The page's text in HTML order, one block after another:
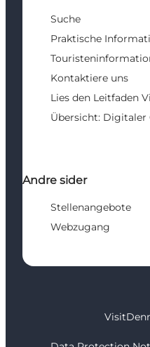
Suche
Praktische
Kontaktiere uns
Lies den Leitfaden
Übersicht: Digitaler
Andre sider
Stellenangebote
Webzugang